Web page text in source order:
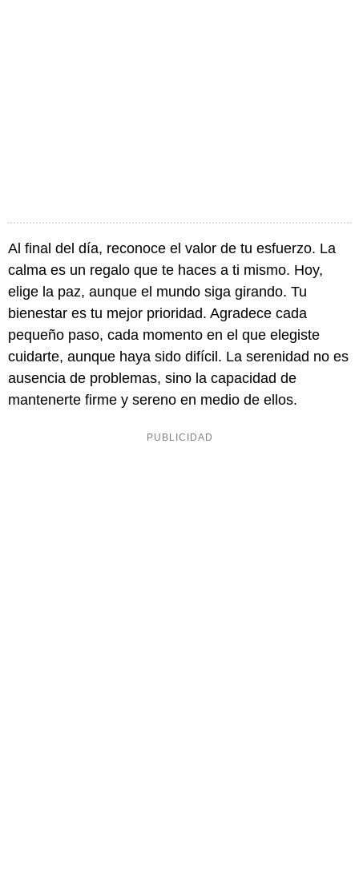
Al final del día, reconoce el valor de tu esfuerzo. La
calma es un regalo que te haces a ti mismo. Hoy,
elige la paz, aunque el mundo siga girando. Tu
bienestar es tu mejor prioridad. Agradece cada
pequeño paso, cada momento en el que elegiste
cuidarte, aunque haya sido difícil. La serenidad no es
ausencia de problemas, sino la capacidad de
mantenerte firme y sereno en medio de ellos.